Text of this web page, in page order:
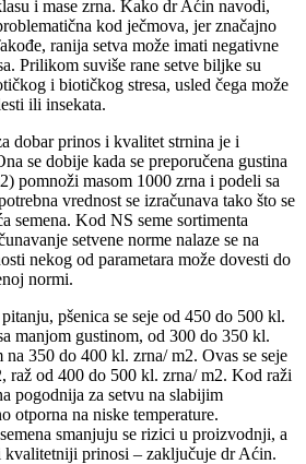
i mase zrna. Kako dr Aćin navodi,
kod ječmova, jer značajno
ranija setva može imati negativne
Prilikom suviše rane setve biljke su
i biotičkog stresa, usled čega može
ili insekata.
dobar prinos i kvalitet strnina je i
se dobije kada se preporučena gustina
pomnoži masom 1000 zrna i podeli sa
vrednost se izračunava tako što se
semena. Kod NS seme sortimenta
setvene norme nalaze se na
nekog od parametara može dovesti do
normi.
pšenica se seje od 450 do 500 kl.
manjom gustinom, od 300 do 350 kl.
350 do 400 kl. zrna/ m2. Ovas se seje
raž od 400 do 500 kl. zrna/ m2. Kod raži
pogodnija za setvu na slabijim
otporna na niske temperature.
smanjuju se rizici u proizvodnji, a
kvalitetniji prinosi – zaključuje dr Aćin.